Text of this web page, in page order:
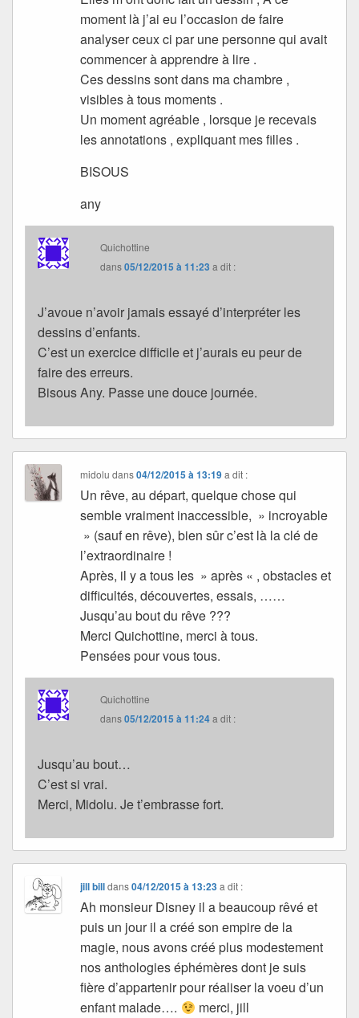
moment là j’ai eu l’occasion de faire
analyser ceux ci par une personne qui avait
commencer à apprendre à lire .
Ces dessins sont dans ma chambre ,
visibles à tous moments .
Un moment agréable , lorsque je recevais
les annotations , expliquant mes filles .
BISOUS
any
Quichottine
dans05/12/2015 à 11:23 a dit :
J’avoue n’avoir jamais essayé d’interpréter les
dessins d’enfants.
C’est un exercice difficile et j’aurais eu peur de
faire des erreurs.
Bisous Any. Passe une douce journée.
midolu dans04/12/2015 à 13:19 a dit :
Un rêve, au départ, quelque chose qui
semble vraiment inaccessible, » incroyable
» (sauf en rêve), bien sûr c’est là la clé de
l’extraordinaire !
Après, il y a tous les » après « , obstacles et
difficultés, découvertes, essais, ……
Jusqu’au bout du rêve ???
Merci Quichottine, merci à tous.
Pensées pour vous tous.
Quichottine
dans05/12/2015 à 11:24a dit :
Jusqu’au bout…
C’est si vrai.
Merci, Midolu. Je t’embrasse fort.
jill billdans04/12/2015 à 13:23 a dit :
Ah monsieur Disney il a beaucoup rêvé et
puis un jour il a créé son empire de la
magie, nous avons créé plus modestement
nos anthologies éphémères dont je suis
fière d’appartenir pour réaliser la voeu d’un
enfant malade….
merci, jill